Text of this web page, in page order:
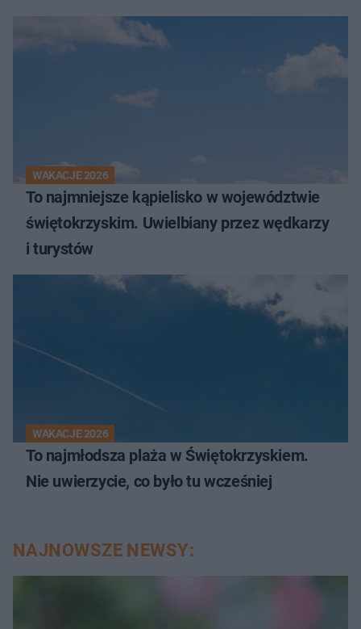
WAKACJE 2026
To najmniejsze kąpielisko w województwie
świętokrzyskim. Uwielbiany przez wędkarzy
i turystów
WAKACJE 2026
To najmłodsza plaża w Świętokrzyskiem.
Nie uwierzycie, co było tu wcześniej
NAJNOWSZE NEWSY: